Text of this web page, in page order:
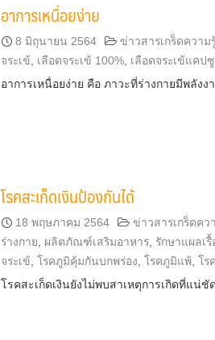
อาการเหนื่อยง่าย
8 มิถุนายน 2564 ข่าวสารเกร็ดความ
จระเข้
เลือดจระเข้ 100%, เลือดจระเข้แคป
อาการเหนื่อยง่าย คือ ภาวะที่ร่างกายมีพลัง
โรคสะเก็ดเงินป้องกันได้
18 พฤษภาคม 2564 ข่าวสารเกร็ดคว
ร่างกาย
ผลิตภัณฑ์เสริมอาหาร, รักษาแผลเรื้
จระเข้ โรคภูมิคุ้มกันบกพร่อง โรคภูมิแพ้, โร
โรคสะเก็ดเงินยังไม่พบสาเหตุการเกิดที่แน่